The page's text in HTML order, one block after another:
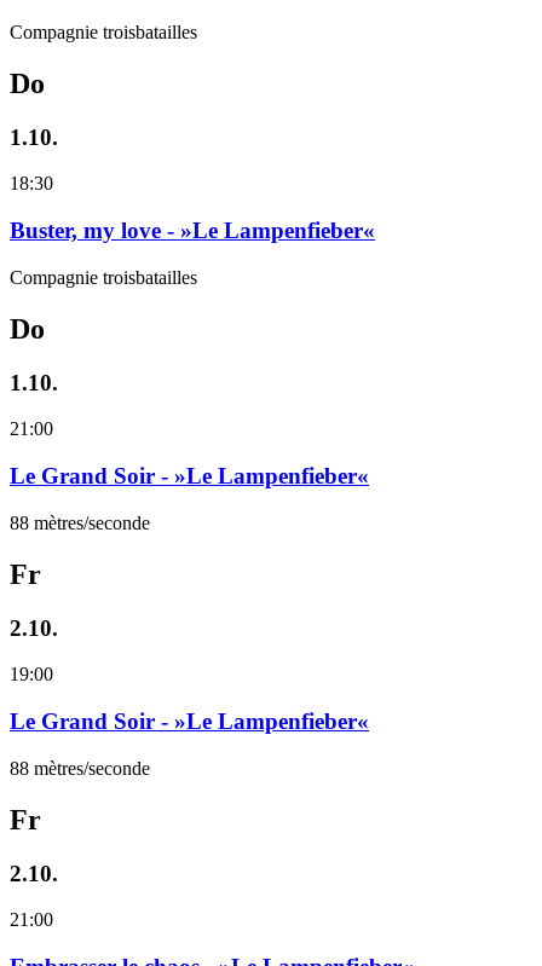
Compagnie troisbatailles
Do
1.10.
18:30
Buster, my love - »Le Lampenfieber«
Compagnie troisbatailles
Do
1.10.
21:00
Le Grand Soir - »Le Lampenfieber«
88 mètres/seconde
Fr
2.10.
19:00
Le Grand Soir - »Le Lampenfieber«
88 mètres/seconde
Fr
2.10.
21:00